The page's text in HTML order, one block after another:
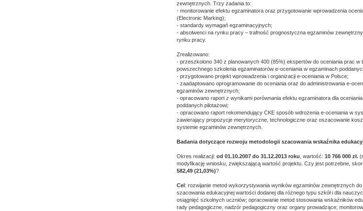
zewnętrznych. Trzy zadania to:
- monitorowanie efektu egzaminatora oraz przygotowanie wprowadzenia
(Electronic Marking);
- standardy wymagań egzaminacyjnych;
- absolwenci na rynku pracy – trafność prognostyczna egzaminów
rynku pracy.
Zrealizowano:
- przeszkolono 340 z planowanych 400 (85%) ekspertów do oceniania prac w
powszechnego szkolenia egzaminatorów e-oceniania w egzaminach
- przygotowano projekt wprowadzenia i organizacji e-oceniania w Polsce;
- zaadaptowano oprogramowanie do oceniania oraz do administrowania e-
egzaminów zewnętrznych;
- opracowano raport z wynikami porównania efektu egzaminatora dla
poddanych pilotażowi;
- opracowano raport rekomendujący CKE sposób wdrożenia e-oceniania w
zawierający propozycje merytoryczne, technologiczne oraz oszacowanie
systemie egzaminów zewnętrznych.
Badania dotyczące rozwoju metodologii szacowania wskaźnika
Okres realizacji: od 01.10.2007 do 31.12.2013 roku , wartość: 10 766 000 zł.
modyfikację wniosku, zwiększającą wartość projektu. Czy jest potrzebne,
582,49 (21,03%)?
Cel: rozwijanie metod wykorzystywania wyników egzaminów zewnętrznych
szacowania edukacyjnej wartości dodanej dla różnego typu szkół i dla
osiągnięć szkolnych uczniów; opracowanie metod stosowania wskaźników
rady pedagogiczne, nadzór pedagogiczny oraz organy prowadzące;